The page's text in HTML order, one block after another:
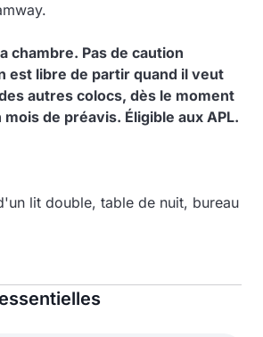
chambre. Pas de caution
est libre de partir quand il veut
autres colocs, dès le moment
de préavis. Éligible aux APL.
lit double, table de nuit, bureau